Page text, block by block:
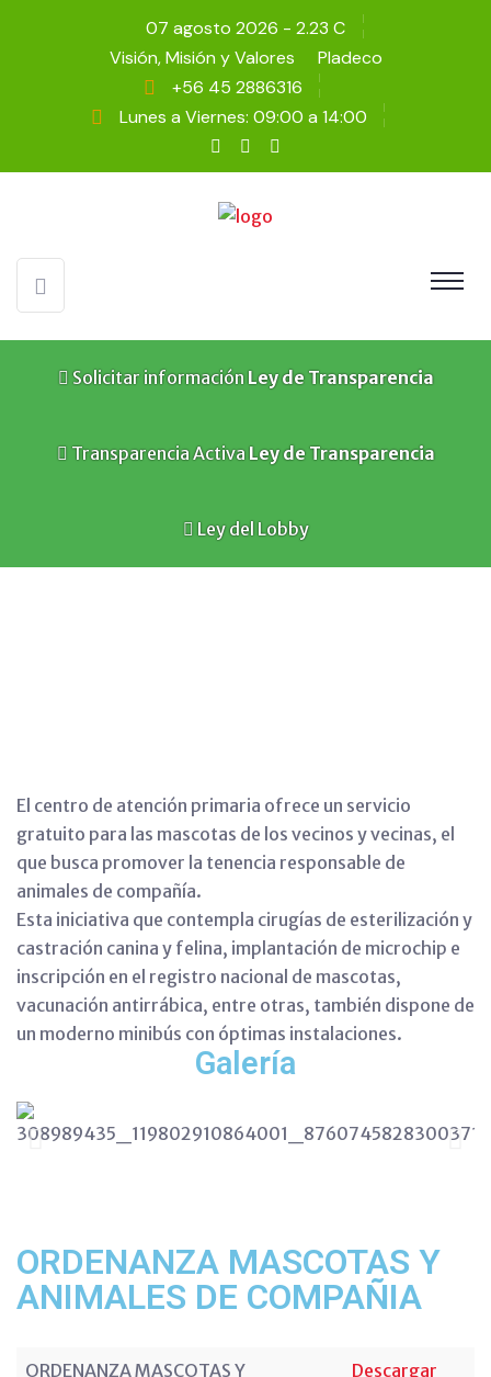
07 agosto 2026 - 2.23 C
Visión, Misión y Valores
Pladeco
+56 45 2886316
Lunes a Viernes: 09:00 a 14:00
Solicitar informaciónLey de Transparencia
Transparencia ActivaLey de Transparencia
Ley del Lobby
El centro de atención primaria ofrece un servicio
gratuito para las mascotas de los vecinos y vecinas, el
que busca promover la tenencia responsable de
animales de compañía.
Esta iniciativa que contempla cirugías de esterilización y
castración canina y felina, implantación de microchip e
inscripción en el registro nacional de mascotas,
vacunación antirrábica, entre otras, también dispone de
un moderno minibús con óptimas instalaciones.
Galería
ORDENANZA MASCOTAS Y
ANIMALES DE COMPAÑIA
ORDENANZA MASCOTAS Y
Descargar